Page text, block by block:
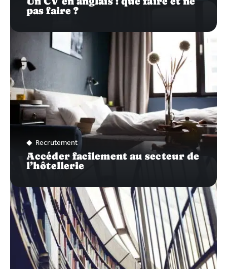
pas faire ?
Recrutement
Accéder facilement au secteur de
l’hôtellerie